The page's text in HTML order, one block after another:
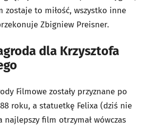
zostaje to miłość, wszystko inne
Zbigniew Preisner.
dla Krzysztofa
Filmowe zostały przyznane po
roku, a statuetkę Felixa (dziś nie
najlepszy film otrzymał wówczas